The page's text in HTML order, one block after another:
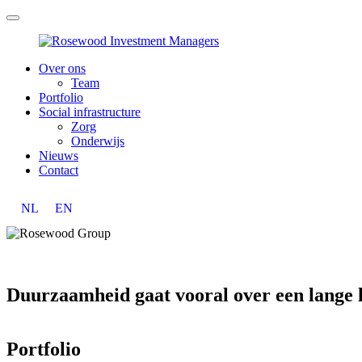
Over ons
Team
Portfolio
Social infrastructure
Zorg
Onderwijs
Nieuws
Contact
NL EN
Duurzaamheid gaat vooral over een lange
Portfolio